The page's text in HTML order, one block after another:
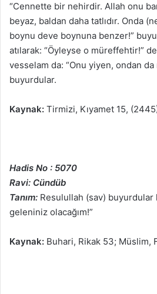
“Cennette bir nehirdir. Allah onu
beyaz, baldan daha tatlıdır. Onda
boynu deve boynuna benzer!”
atılarak: “Öyleyse o müreffehtir!”
vesselam da: “Onu yiyen, ondan
buyurdular.
Kaynak: Tirmizi, Kıyamet 15,
Hadis No : 5070
Ravi: Cündüb
Tanım: Resulullah (sav) buyurdular
geleniniz olacağım!”
Kaynak: Buhari, Rikak 53; Müslim,